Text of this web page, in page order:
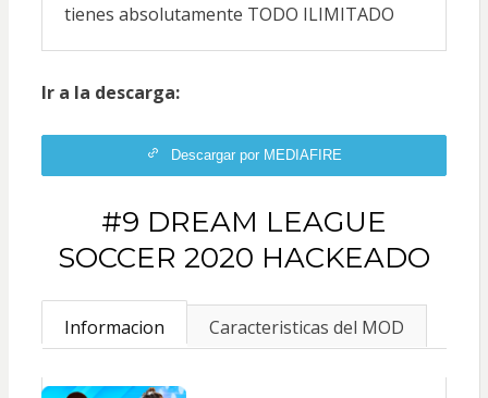
tienes absolutamente TODO ILIMITADO
Ir a la descarga:
Descargar por MEDIAFIRE
#9 DREAM LEAGUE
SOCCER 2020 HACKEADO
Informacion Caracteristicas del MOD